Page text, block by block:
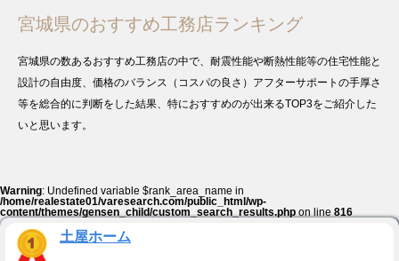
宮城県のおすすめ工務店ランキング
宮城県の数あるおすすめ工務店の中で、耐震性能や断熱性能等の住宅性能と
設計の自由度、価格のバランス（コスパの良さ）アフターサポートの手厚さ
等を総合的に判断をした結果、特におすすめのが出来るTOP3をご紹介した
いと思います。
Warning: Undefined variable $rank_area_name in
/home/realestate01/varesearch.com/public_html/wp-
content/themes/gensen_child/custom_search_results.phpon line816
土屋ホーム